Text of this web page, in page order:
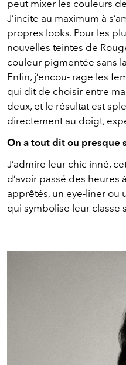
peut mixer les couleurs
J’incite au maximum à
propres looks. Pour les
nouvelles teintes de
couleur pigmentée sans
Enfin, j’encou- rage les
qui dit de choisir entre
deux, et le résultat est
directement au doigt,
On a tout dit ou presque
J’admire leur chic inné,
d’avoir passé des heures
apprêtés, un eye-liner ou
qui symbolise leur classe